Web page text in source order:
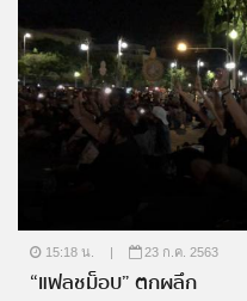
15:18 น. | 23 ก.ค. 2563
“แฟลชม็อบ” ตกผลึก